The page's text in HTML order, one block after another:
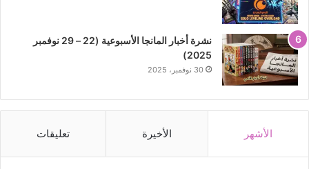
نشرة أخبار المانجا الأسبوعية (22 – 29 نوفمبر
2025)
30 نوفمبر، 2025
الأشهر الأخيرة تعليقات